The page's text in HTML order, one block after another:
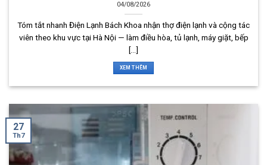
04/08/2026
Tóm tắt nhanh Điện Lạnh Bách Khoa nhận thợ điện lạnh và cộng tác
viên theo khu vực tại Hà Nội — làm điều hòa, tủ lạnh, máy giặt, bếp
[...]
XEM THÊM
27
Th7